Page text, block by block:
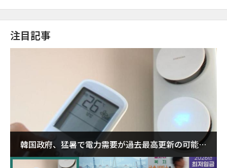
注目記事
韓国政府、猛暑で電力需要が過去最高更新の可能性